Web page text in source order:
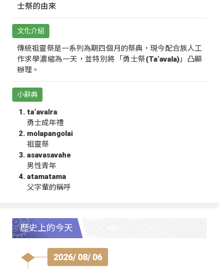
士祭的由來
文化介紹
傳統祖靈祭是一系列為期四個月的祭典，現今配合族人工
作求學濃縮為一天，並特別將「勇士祭(Ta‘avala)」凸顯
辦理。
小辭典
ta‘avalra
勇士成年禮
molapangolai
祖靈祭
asavasavahe
男性青年
atamatama
父字輩的稱呼
歷史上的今天
2026/ 08/ 06